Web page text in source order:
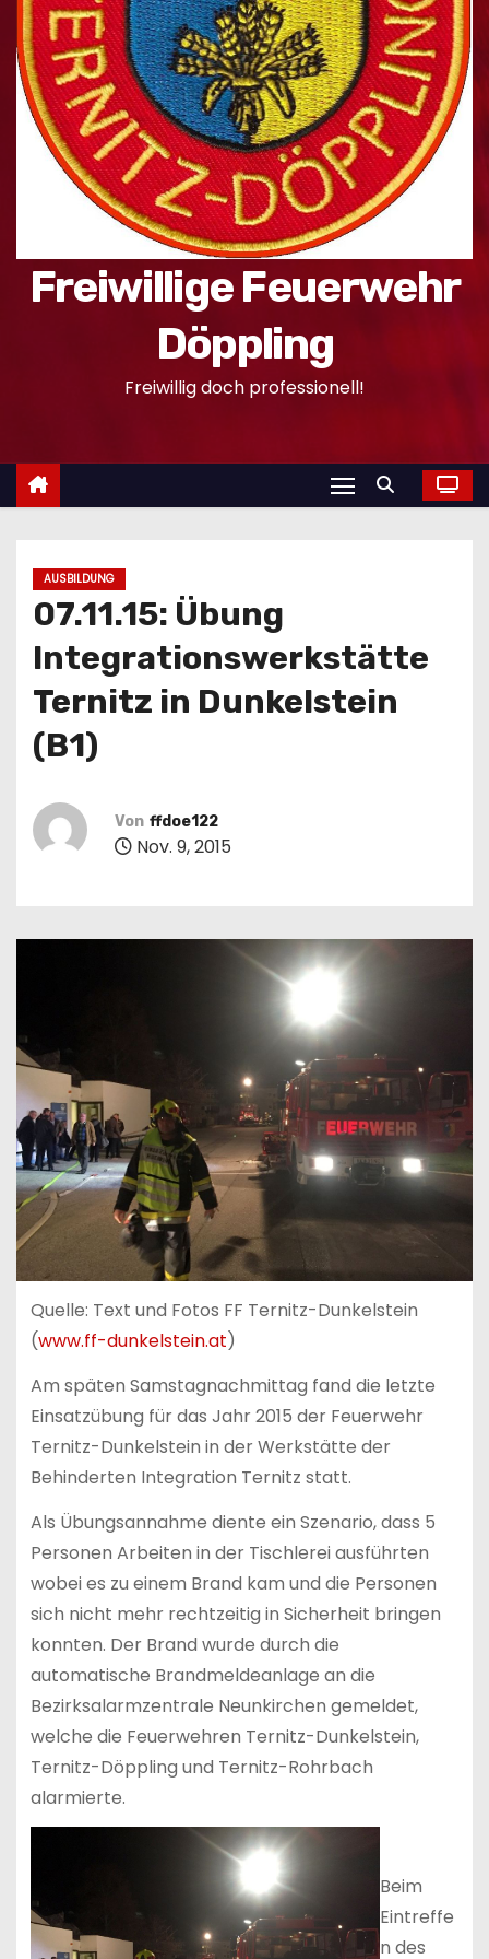
Freiwillige Feuerwehr
Döppling
Freiwillig doch professionell!
AUSBILDUNG
07.11.15: Übung
Integrationswerkstätte
Ternitz in Dunkelstein
(B1)
Von ffdoe122
Nov. 9, 2015
Quelle: Text und Fotos FF Ternitz-Dunkelstein
(www.ff-dunkelstein.at)
Am späten Samstagnachmittag fand die letzte
Einsatzübung für das Jahr 2015 der Feuerwehr
Ternitz-Dunkelstein in der Werkstätte der
Behinderten Integration Ternitz statt.
Als Übungsannahme diente ein Szenario, dass 5
Personen Arbeiten in der Tischlerei ausführten
wobei es zu einem Brand kam und die Personen
sich nicht mehr rechtzeitig in Sicherheit bringen
konnten. Der Brand wurde durch die
automatische Brandmeldeanlage an die
Bezirksalarmzentrale Neunkirchen gemeldet,
welche die Feuerwehren Ternitz-Dunkelstein,
Ternitz-Döppling und Ternitz-Rohrbach
alarmierte.
Beim
Eintreffe
n des